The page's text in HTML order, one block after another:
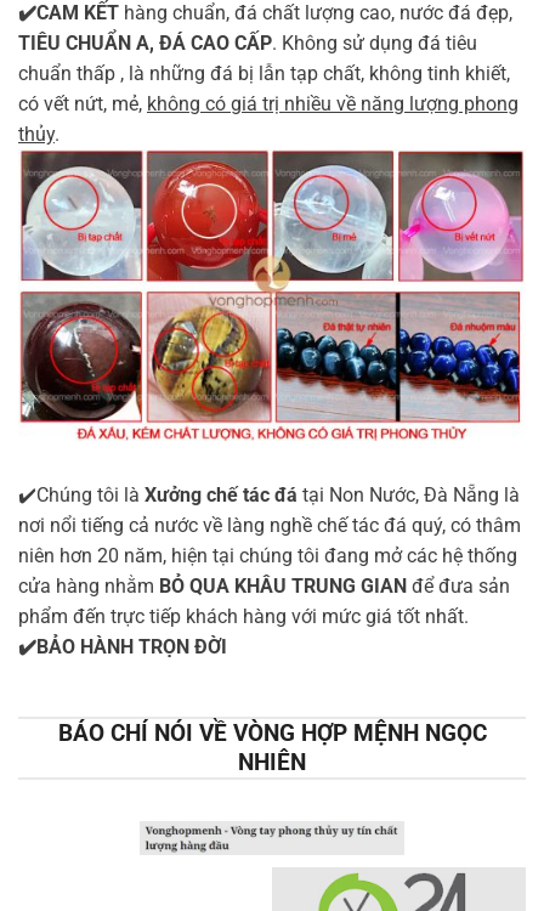
✔️CAM KẾT hàng chuẩn, đá chất lượng cao, nước đá đẹp,
TIÊU CHUẨN A, ĐÁ CAO CẤP. Không sử dụng đá tiêu
chuẩn thấp , là những đá bị lẫn tạp chất, không tinh khiết,
có vết nứt, mẻ, không có giá trị nhiều về năng lượng phong
thủy.
✔️Chúng tôi là Xưởng chế tác đá tại Non Nước, Đà Nẵng là
nơi nổi tiếng cả nước về làng nghề chế tác đá quý, có thâm
niên hơn 20 năm, hiện tại chúng tôi đang mở các hệ thống
cửa hàng nhằm BỎ QUA KHÂU TRUNG GIAN để đưa sản
phẩm đến trực tiếp khách hàng với mức giá tốt nhất.
✔️BẢO HÀNH TRỌN ĐỜI
BÁO CHÍ NÓI VỀ VÒNG HỢP MỆNH NGỌC
NHIÊN